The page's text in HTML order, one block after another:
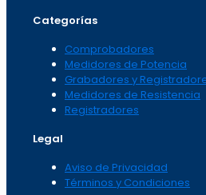
Categorías
Comprobadores
Medidores de Potencia
Grabadores y
Medidores de Resistencia
Registradores
Legal
Aviso de Privacidad
Términos y Condiciones